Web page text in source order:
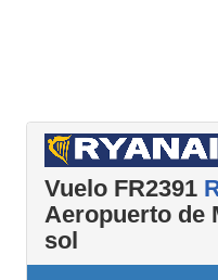
Vuelo FR2391
Aeropuerto de
sol